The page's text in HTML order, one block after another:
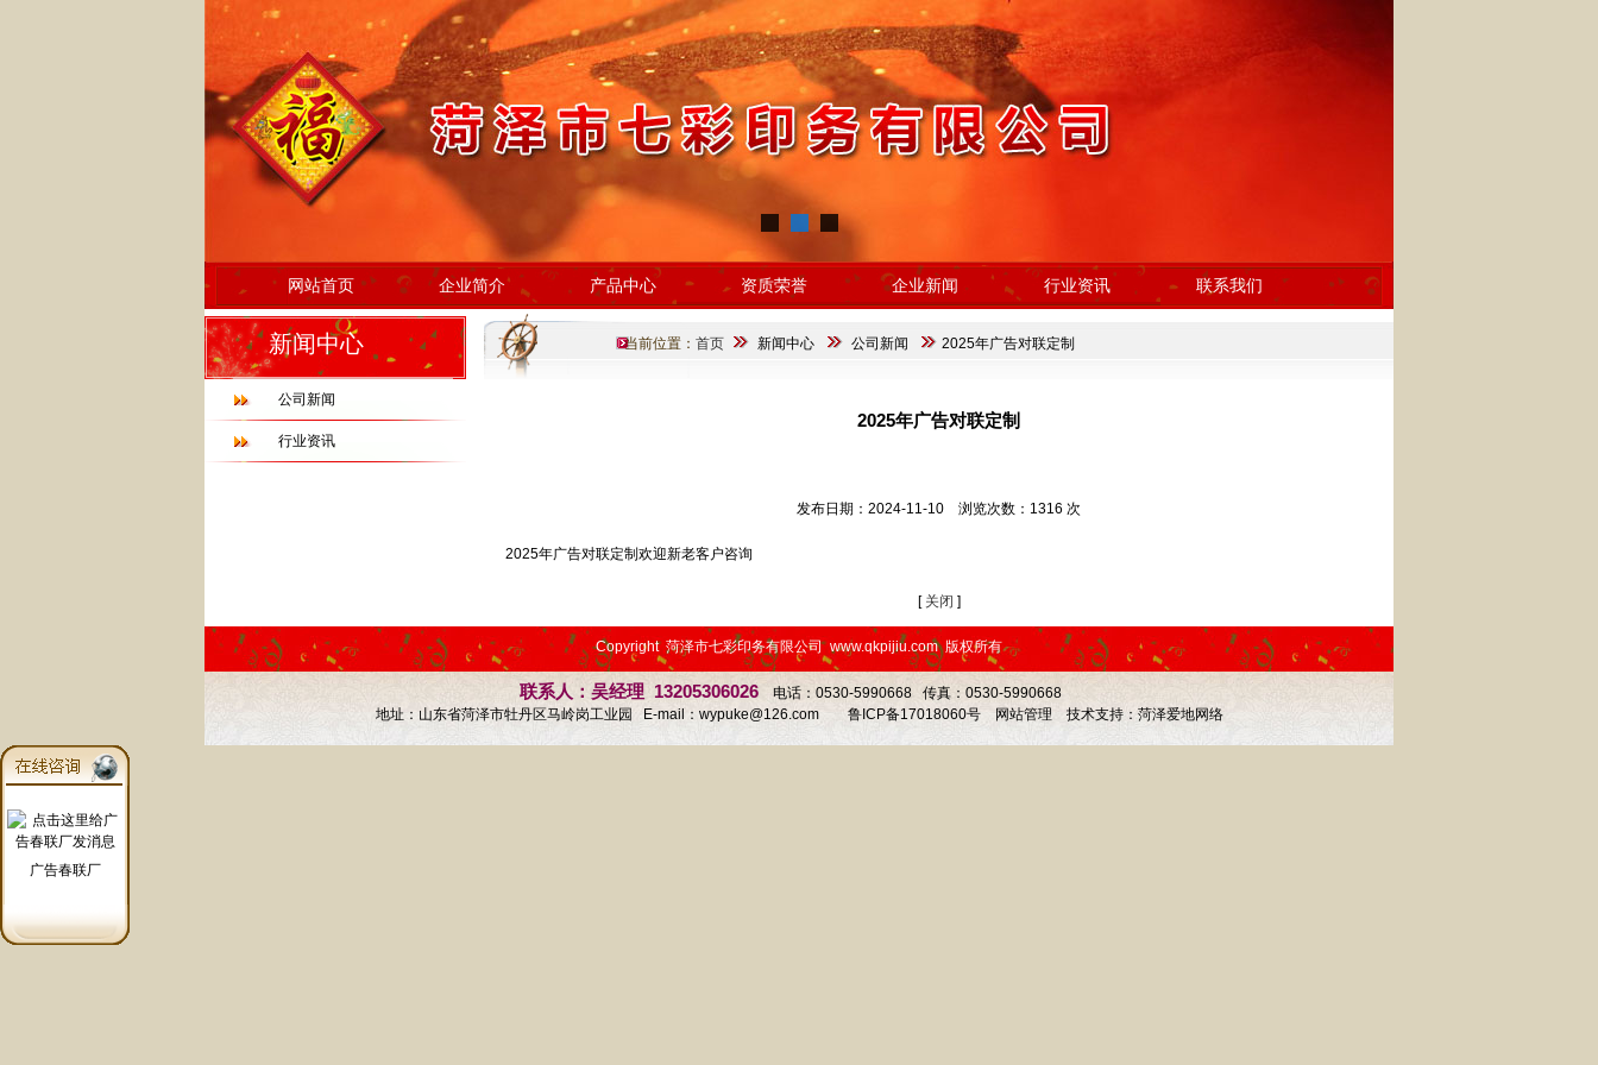
网站首页 企业简介 产品中心 资质荣誉 企业新闻 行业资讯 联系我们
新闻中心
公司新闻
行业资讯
当前位置： 首页 新闻中心 公司新闻 2025年广告对联定制
2025年广告对联定制
发布日期：2024-11-10 浏览次数：1316 次
2025年广告对联定制欢迎新老客户咨询
[ 关闭 ]
Copyright 菏泽市七彩印务有限公司 www.qkpijiu.com 版权所有
联系人：吴经理 13205306026
电话：0530-5990668 传真：0530-5990668
地址：山东省菏泽市牡丹区马岭岗工业园 E-mail： wypuke@126.com 鲁ICP备17018060号 网站管理 技术支持：菏泽爱地网络
广告春联厂